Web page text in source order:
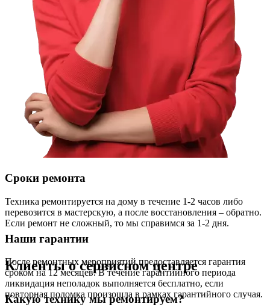
Сроки ремонта
Техника ремонтируется на дому в течение 1-2 часов либо
перевозится в мастерскую, а после восстановления – обратно.
Если ремонт не сложный, то мы справимся за 1-2 дня.
Наши гарантии
После ремонтных мероприятий предоставляется гарантия
сроком на 12 месяцев. В течение гарантийного периода
ликвидация неполадок выполняется бесплатно, если
повторная поломка произошла в рамках гарантийного случая.
Какую технику мы ремонтируем?
Клиенты о сервисном центре